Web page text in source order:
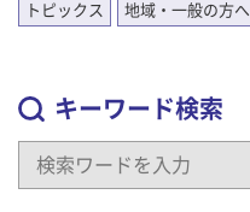
トピックス 地域・一般の方へ
キーワード検索